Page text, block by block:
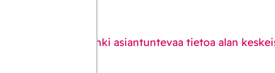
ammattilaisille. Hanki asiantuntevaa tietoa alan